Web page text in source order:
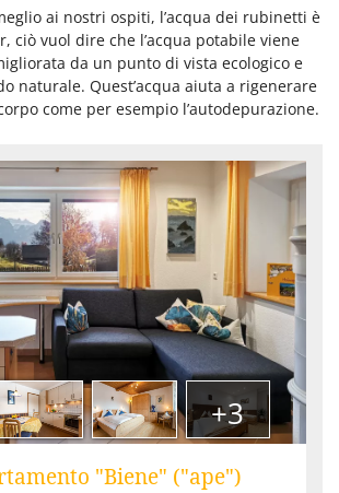
ai nostri ospiti, l’acqua dei rubinetti è
ciò vuol dire che l’acqua potabile viene
da un punto di vista ecologico e
naturale. Quest’acqua aiuta a rigenerare
come per esempio l’autodepurazione.
+3
"Biene" ("ape")